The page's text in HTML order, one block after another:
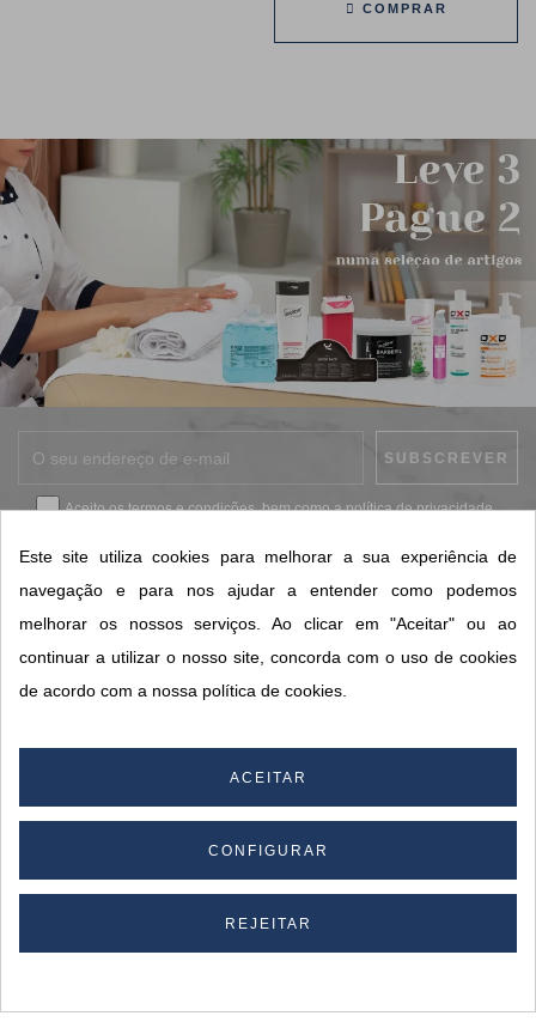
COMPRAR
Aceito ostermos e condições, bem como apolítica de privacidade.
CONTACTOS SORISA
Este site utiliza cookies para melhorar a sua experiência de
navegação e para nos ajudar a entender como podemos
melhorar os nossos serviços. Ao clicar em "Aceitar" ou ao
continuar a utilizar o nosso site, concorda com o uso de cookies
de acordo com a nossa política de cookies.
ACEITAR
CONFIGURAR
REJEITAR